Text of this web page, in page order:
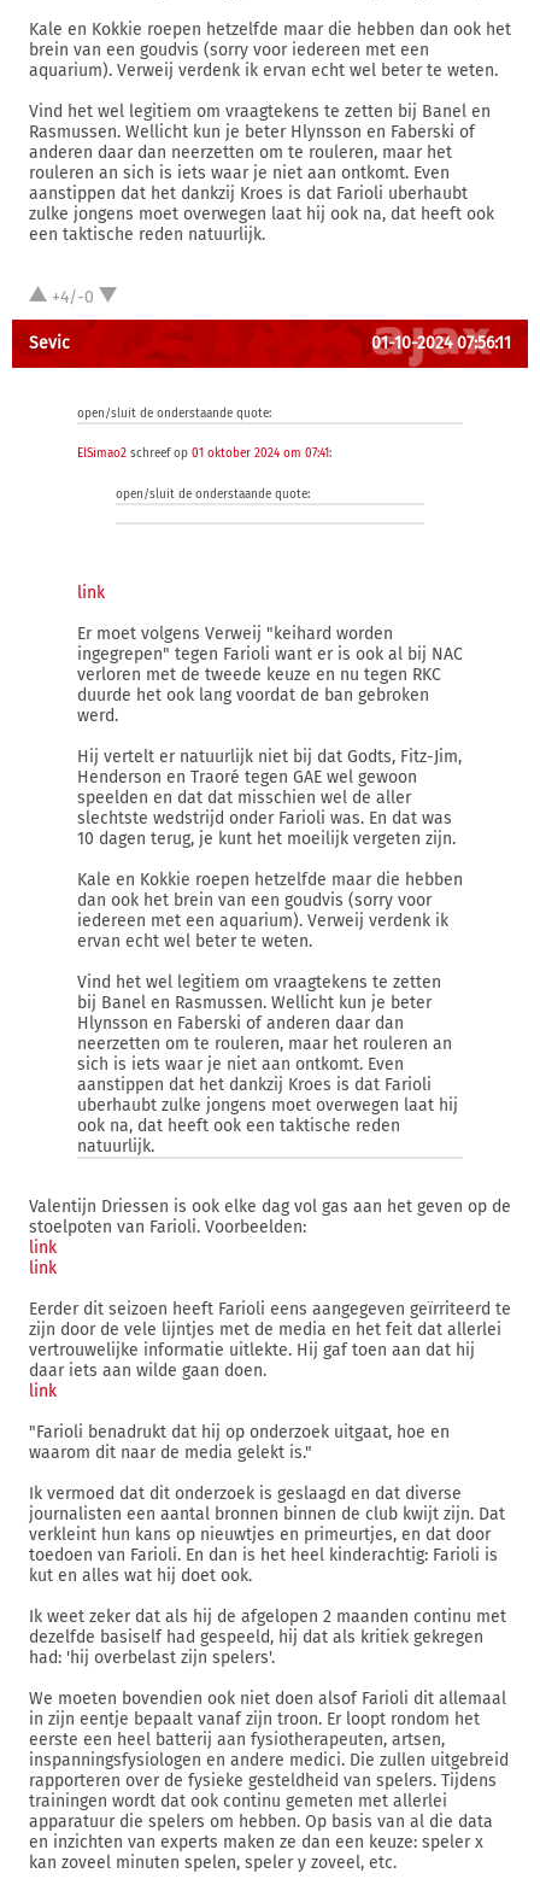
Kale en Kokkie roepen hetzelfde maar die hebben dan ook het
brein van een goudvis (sorry voor iedereen met een
aquarium). Verweij verdenk ik ervan echt wel beter te weten.
Vind het wel legitiem om vraagtekens te zetten bij Banel en
Rasmussen. Wellicht kun je beter Hlynsson en Faberski of
anderen daar dan neerzetten om te rouleren, maar het
rouleren an sich is iets waar je niet aan ontkomt. Even
aanstippen dat het dankzij Kroes is dat Farioli uberhaubt
zulke jongens moet overwegen laat hij ook na, dat heeft ook
een taktische reden natuurlijk.
+4/-0
Sevic 01-10-2024 07:56:11
open/sluit de onderstaande quote:
ElSimao2 schreef op 01 oktober 2024 om 07:41:
open/sluit de onderstaande quote:
link
Er moet volgens Verweij "keihard worden
ingegrepen" tegen Farioli want er is ook al bij NAC
verloren met de tweede keuze en nu tegen RKC
duurde het ook lang voordat de ban gebroken
werd.
Hij vertelt er natuurlijk niet bij dat Godts, Fitz-Jim,
Henderson en Traoré tegen GAE wel gewoon
speelden en dat dat misschien wel de aller
slechtste wedstrijd onder Farioli was. En dat was
10 dagen terug, je kunt het moeilijk vergeten zijn.
Kale en Kokkie roepen hetzelfde maar die hebben
dan ook het brein van een goudvis (sorry voor
iedereen met een aquarium). Verweij verdenk ik
ervan echt wel beter te weten.
Vind het wel legitiem om vraagtekens te zetten
bij Banel en Rasmussen. Wellicht kun je beter
Hlynsson en Faberski of anderen daar dan
neerzetten om te rouleren, maar het rouleren an
sich is iets waar je niet aan ontkomt. Even
aanstippen dat het dankzij Kroes is dat Farioli
uberhaubt zulke jongens moet overwegen laat hij
ook na, dat heeft ook een taktische reden
natuurlijk.
Valentijn Driessen is ook elke dag vol gas aan het geven op de
stoelpoten van Farioli. Voorbeelden:
link
link
Eerder dit seizoen heeft Farioli eens aangegeven geïrriteerd te
zijn door de vele lijntjes met de media en het feit dat allerlei
vertrouwelijke informatie uitlekte. Hij gaf toen aan dat hij
daar iets aan wilde gaan doen.
link
"Farioli benadrukt dat hij op onderzoek uitgaat, hoe en
waarom dit naar de media gelekt is."
Ik vermoed dat dit onderzoek is geslaagd en dat diverse
journalisten een aantal bronnen binnen de club kwijt zijn. Dat
verkleint hun kans op nieuwtjes en primeurtjes, en dat door
toedoen van Farioli. En dan is het heel kinderachtig: Farioli is
kut en alles wat hij doet ook.
Ik weet zeker dat als hij de afgelopen 2 maanden continu met
dezelfde basiself had gespeeld, hij dat als kritiek gekregen
had: 'hij overbelast zijn spelers'.
We moeten bovendien ook niet doen alsof Farioli dit allemaal
in zijn eentje bepaalt vanaf zijn troon. Er loopt rondom het
eerste een heel batterij aan fysiotherapeuten, artsen,
inspanningsfysiologen en andere medici. Die zullen uitgebreid
rapporteren over de fysieke gesteldheid van spelers. Tijdens
trainingen wordt dat ook continu gemeten met allerlei
apparatuur die spelers om hebben. Op basis van al die data
en inzichten van experts maken ze dan een keuze: speler x
kan zoveel minuten spelen, speler y zoveel, etc.